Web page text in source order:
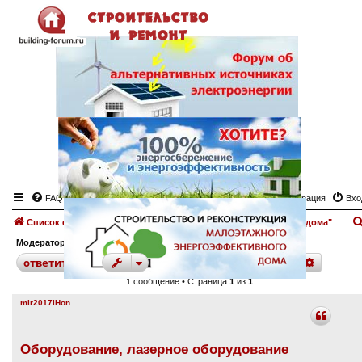
FAQ Регистрация
Список форумов Газоснабжение. Форум "Газоснабжение дома"
Модератор: angeltash
ответить поиск
1 сообщение • Страница1из1
mir2017lHon
Оборудование, лазерное оборудование